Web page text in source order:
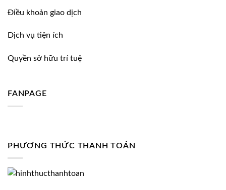
Điều khoản giao dịch
Dịch vụ tiện ích
Quyền sở hữu trí tuệ
FANPAGE
PHƯƠNG THỨC THANH TOÁN